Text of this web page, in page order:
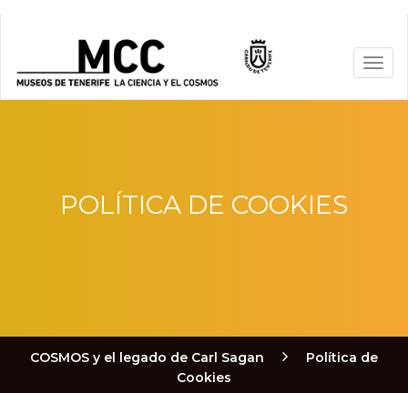
POLÍTICA DE COOKIES
COSMOS y el legado de Carl Sagan
Política de
Cookies